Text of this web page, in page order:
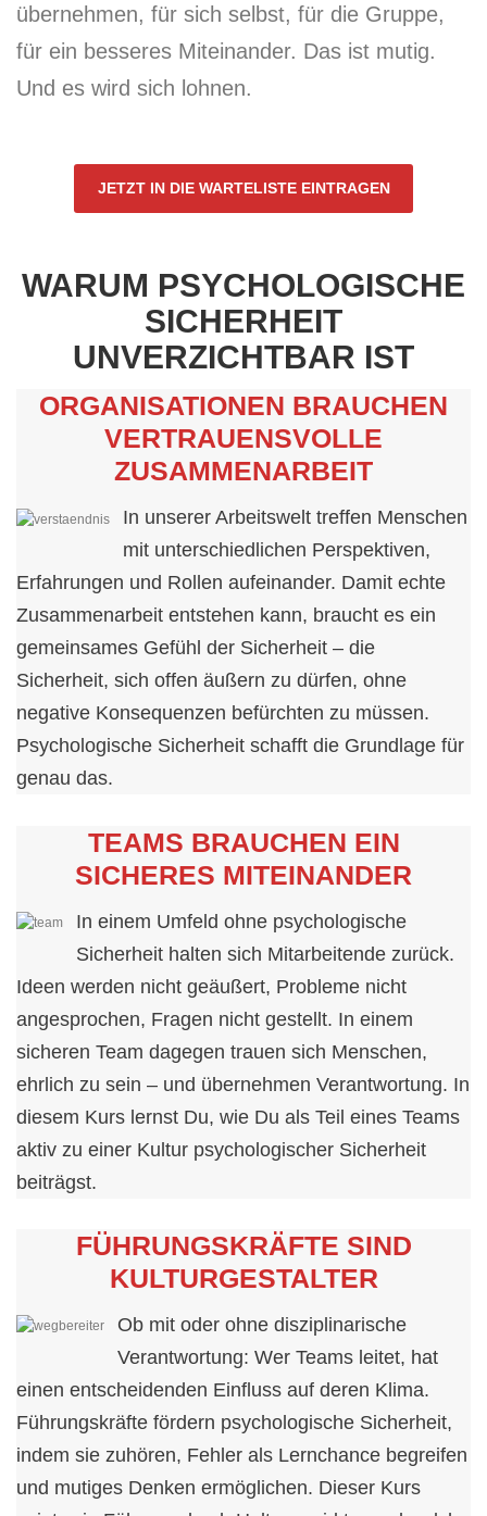
übernehmen, für sich selbst, für die Gruppe,
für ein besseres Miteinander. Das ist mutig.
Und es wird sich lohnen.
JETZT IN DIE WARTELISTE EINTRAGEN
WARUM PSYCHOLOGISCHE
SICHERHEIT
UNVERZICHTBAR IST
ORGANISATIONEN BRAUCHEN
VERTRAUENSVOLLE
ZUSAMMENARBEIT
In unserer Arbeitswelt treffen Menschen
mit unterschiedlichen Perspektiven,
Erfahrungen und Rollen aufeinander. Damit echte
Zusammenarbeit entstehen kann, braucht es ein
gemeinsames Gefühl der Sicherheit – die
Sicherheit, sich offen äußern zu dürfen, ohne
negative Konsequenzen befürchten zu müssen.
Psychologische Sicherheit schafft die Grundlage für
genau das.
TEAMS BRAUCHEN EIN
SICHERES MITEINANDER
In einem Umfeld ohne psychologische
Sicherheit halten sich Mitarbeitende zurück.
Ideen werden nicht geäußert, Probleme nicht
angesprochen, Fragen nicht gestellt. In einem
sicheren Team dagegen trauen sich Menschen,
ehrlich zu sein – und übernehmen Verantwortung. In
diesem Kurs lernst Du, wie Du als Teil eines Teams
aktiv zu einer Kultur psychologischer Sicherheit
beiträgst.
FÜHRUNGSKRÄFTE SIND
KULTURGESTALTER
Ob mit oder ohne disziplinarische
Verantwortung: Wer Teams leitet, hat
einen entscheidenden Einfluss auf deren Klima.
Führungskräfte fördern psychologische Sicherheit,
indem sie zuhören, Fehler als Lernchance begreifen
und mutiges Denken ermöglichen. Dieser Kurs